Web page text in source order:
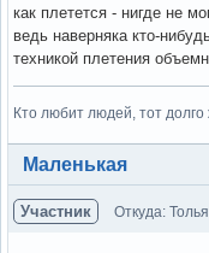
как плетется - нигде не
ведь наверняка кто-
техникой плетения
Кто любит людей, тот долго
Вне форума
Маленькая
Участник Откуда: